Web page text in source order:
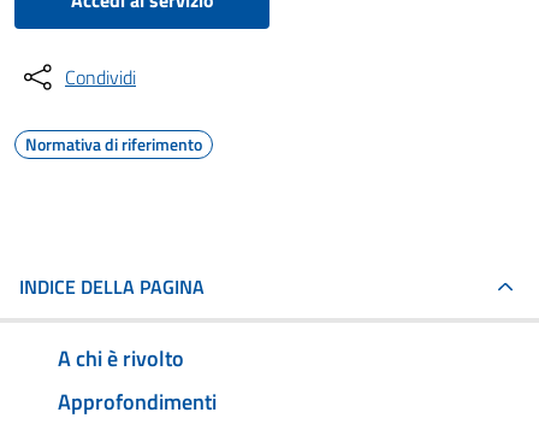
Condividi
Normativa di riferimento
INDICE DELLA PAGINA
A chi è rivolto
Approfondimenti